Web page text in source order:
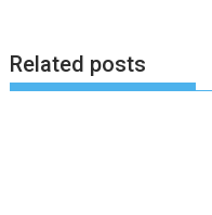
Related posts